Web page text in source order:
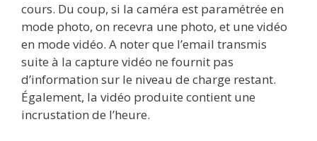
cours. Du coup, si la caméra est paramétrée en
mode photo, on recevra une photo, et une vidéo
en mode vidéo. A noter que l’email transmis
suite à la capture vidéo ne fournit pas
d’information sur le niveau de charge restant.
Également, la vidéo produite contient une
incrustation de l’heure.